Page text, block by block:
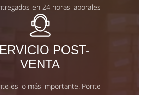
en 24 horas laborales
POST-
VENTA
es lo más importante. Ponte